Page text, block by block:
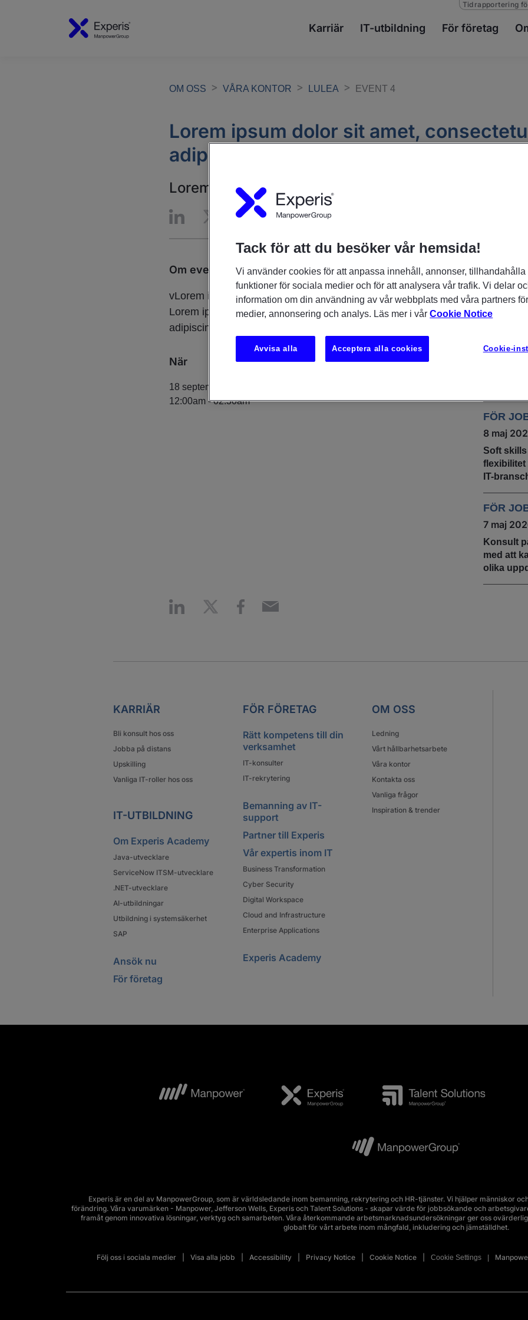
Karriär IT-utbildning För företag
Tidrapportering
OM OSS VÅRA KONTOR LULEA EVENT 4
Lorem ipsum dolor sit amet,
adipiscing elit Lorem ipsum dolor
Lorem ipsum dolor sit amet, consectetur adipiscing
Om eventet
vLorem ipsum dolor sit amet, consectetur adipiscing elit
Lorem ipsum dolorLorem ipsum dolor sit amet, consectetur
adipiscing elit Lorem ipsum dolor
När
18 september 2020
12:00am-02:30am
DU
IT &
stabil
FÖR
8 maj
Soft
flexibilitet
IT-
FÖR
7 maj
Konsult
med att
olika
KARRIÄR
Bli konsult hos oss
Jobba på distans
Upskilling
Vanliga IT-roller hos oss
IT-UTBILDNING
Om Experis Academy
Java-utvecklare
ServiceNow ITSM-utvecklare
.NET-utvecklare
AI-utbildningar
Utbildning i systemsäkerhet
SAP
Ansök nu
För företag
FÖR FÖRETAG
Rätt kompetens till din
verksamhet
IT-konsulter
IT-rekrytering
Bemanning av IT-
support
Partner till Experis
Vår expertis inom IT
Business Transformation
Cyber Security
Digital Workspace
Cloud and Infrastructure
Enterprise Applications
Experis Academy
OM OSS
Ledning
Vårt hållbarhetsarbete
Våra kontor
Kontakta oss
Vanliga frågor
Inspiration & trender
Experis är en del av ManpowerGroup, som är världsledande inom bemanning, rekrytering och HR-tjänster. Vi hjälper människor
förändring. Våra varumärken - Manpower, Jefferson Wells, Experis och Talent Solutions - skapar värde för jobbsökande och
framåt genom innovativa lösningar, verktyg och samarbeten. Våra återkommande arbetsmarknadsundersökningar ger oss
globalt för vårt arbete inom mångfald, inkludering och jämställdhet.
Följ oss i sociala medier Visa alla jobb Accessibility Privacy Notice Cookie Notice Cookie Settings
Tack för att du besöker vår hemsida!
Vi använder cookies för att anpassa innehåll, annonser, tillhandahålla
funktioner för sociala medier och för att analysera vår trafik. Vi delar
information om din användning av vår webbplats med våra partners
medier, annonsering och analys. Läs mer i vårCookie Notice
Cookie-
Avvisa alla Acceptera alla cookies